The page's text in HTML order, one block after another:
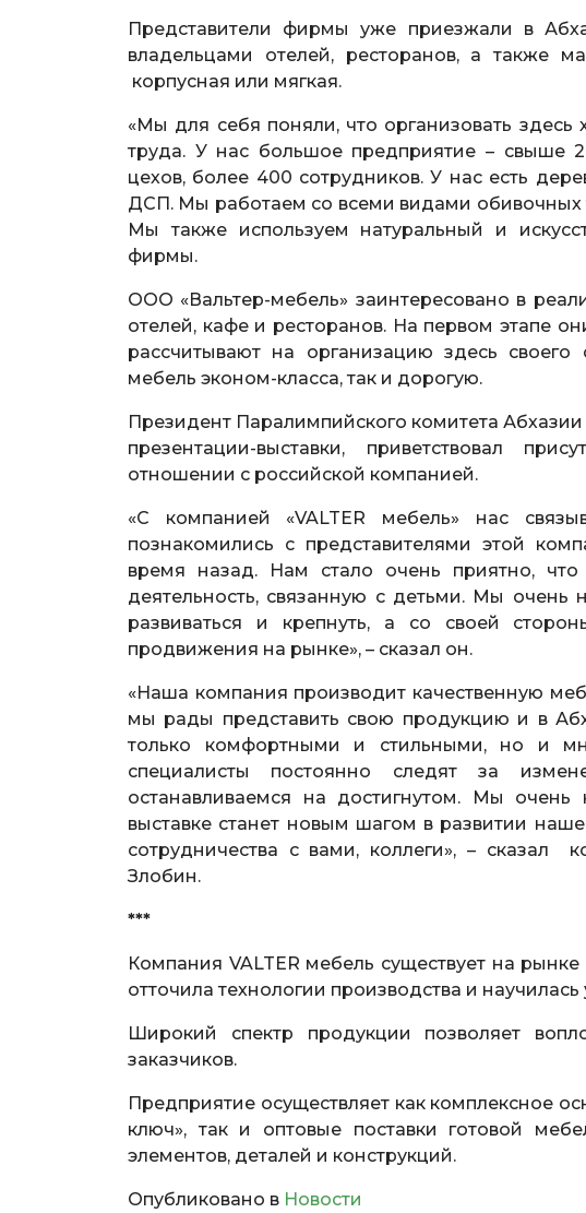
Представители фирмы уже приезжали в
владельцами отелей, ресторанов, а также
корпусная или мягкая.
«Мы для себя поняли, что организовать
труда. У нас большое предприятие – свыше
цехов, более 400 сотрудников. У нас есть
ДСП. Мы работаем со всеми видами обивочных
Мы также используем натуральный и
фирмы.
ООО «Вальтер-мебель» заинтересовано в
отелей, кафе и ресторанов. На первом этапе
рассчитывают на организацию здесь своего
мебель эконом-класса, так и дорогую.
Президент Паралимпийского комитета
презентации-выставки, приветствовал
отношении с российской компанией.
«С компанией «VALTER мебель» нас
познакомились с представителями этой
время назад. Нам стало очень приятно,
деятельность, связанную с детьми. Мы
развиваться и крепнуть, а со своей
продвижения на рынке», – сказал он.
«Наша компания производит качественную
мы рады представить свою продукцию и в
только комфортными и стильными, но и
специалисты постоянно следят за
останавливаемся на достигнутом. Мы
выставке станет новым шагом в развитии
сотрудничества с вами, коллеги», – сказал
Злобин.
***
Компания VALTER мебель существует на
отточила технологии производства и
Широкий спектр продукции позволяет
заказчиков.
Предприятие осуществляет как комплексное
ключ», так и оптовые поставки готовой
элементов, деталей и конструкций.
Опубликовано в Новости